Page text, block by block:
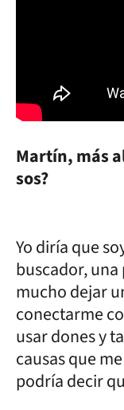
Martín, más
sos?
Yo diría que
buscador,
mucho dejar
conectarme
usar dones y
causas que
podría decir